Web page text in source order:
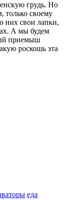
грудь. Но
только своему
них свои лапки,
А мы будем
приемыш
роскошь эта
еда